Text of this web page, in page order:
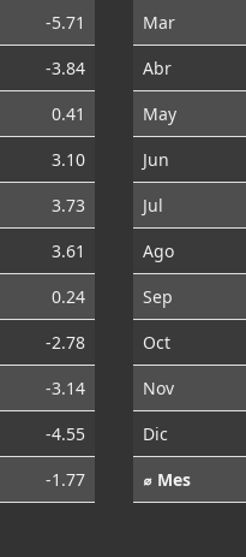
-5.71
-3.84
0.41
3.10
3.73
3.61
0.24
-2.78
-3.14
-4.55
-1.77
Mar
Abr
May
Jun
Jul
Ago
Sep
Oct
Nov
Dic
⌀ Mes